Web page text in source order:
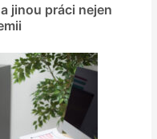
jinou práci nejen